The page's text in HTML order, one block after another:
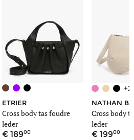
ETRIER
Cross body tas foudre
leder
18900
+2
NATHAN
Cross body
leder
19900